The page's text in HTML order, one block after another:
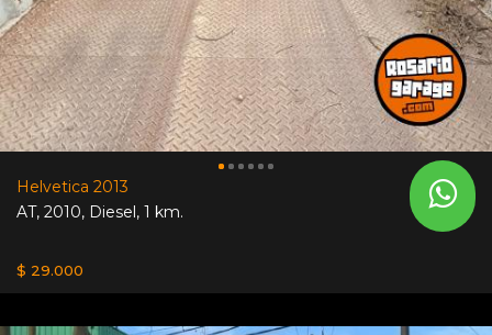
Helvetica 2013
AT, 2010, Diesel, 1 km.
$ 29.000